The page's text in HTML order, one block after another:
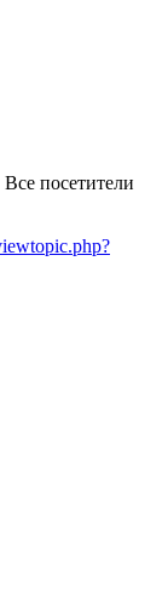
посетители